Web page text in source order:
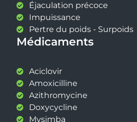
Éjaculation précoce
Impuissance
Pertre du poids - Surpoids
Médicaments
Aciclovir
Amoxicilline
Azithromycine
Doxycycline
Mysimba